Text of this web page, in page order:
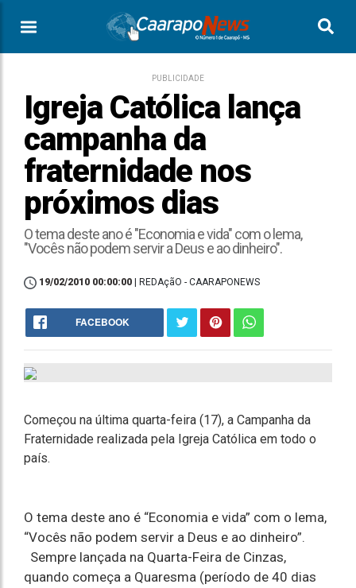
PUBLICIDADE
Igreja Católica lança
campanha da
fraternidade nos
próximos dias
O tema deste ano é "Economia e vida" com o lema,
"Vocês não podem servir a Deus e ao dinheiro".
19/02/2010 00:00:00 | REDAçãO - CAARAPONEWS
FACEBOOK
Começou na última quarta-feira (17), a Campanha da
Fraternidade realizada pela Igreja Católica em todo o
país.
O tema deste ano é “Economia e vida” com o lema,
“Vocês não podem servir a Deus e ao dinheiro”.
Sempre lançada na Quarta-Feira de Cinzas,
quando começa a Quaresma (período de 40 dias